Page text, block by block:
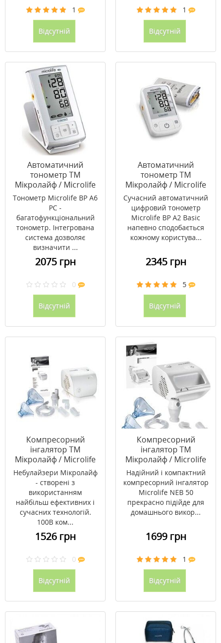
1
Відсутній
1
Відсутній
Автоматичний
тонометр ТМ
Мікролайф / Microlife
BP A6 PC
Тонометр Microlife BP A6
PC -
багатофункціональний
тонометр. Інтегрована
система дозволяє
визначити ...
2075 грн
0
Відсутній
Автоматичний
тонометр ТМ
Мікролайф / Microlife
ВР А2 Basic
Сучасний автоматичний
цифровий тонометр
Microlife BP A2 Basic
напевно сподобається
кожному користува...
2345 грн
5
Відсутній
Компресорний
інгалятор ТМ
Мікролайф / Microlife
NEB 100B
Небулайзери Мікролайф
- створені з
використанням
найбільш ефективних і
сучасних технологій.
100B ком...
1526 грн
0
Відсутній
Компресорний
інгалятор ТМ
Мікролайф / Microlife
NEB 50A
Надійний і компактний
компресорний інгалятор
Microlife NEB 50
прекрасно підійде для
домашнього викор...
1699 грн
1
Відсутній